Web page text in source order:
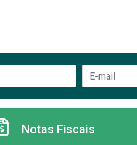
Notas Fiscais